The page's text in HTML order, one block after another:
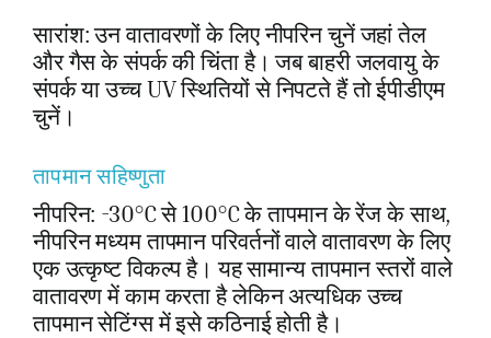
सारांश: उन वातावरणों के लिए नीपरिन चुनें जहां तेल
और गैस के संपर्क की चिंता है। जब बाहरी जलवायु के
संपर्क या उच्च UV स्थितियों से निपटते हैं तो ईपीडीएम
चुनें।
तापमान सहिष्णुता
नीपरिन: -30°C से 100°C के तापमान के रेंज के साथ,
नीपरिन मध्यम तापमान परिवर्तनों वाले वातावरण के लिए
एक उत्कृष्ट विकल्प है। यह सामान्य तापमान स्तरों वाले
वातावरण में काम करता है लेकिन अत्यधिक उच्च
तापमान सेटिंग्स में इसे कठिनाई होती है।